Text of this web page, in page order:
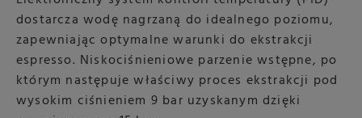
dostarcza wodę nagrzaną do idealnego poziomu,
zapewniając optymalne warunki do ekstrakcji
espresso. Niskociśnieniowe parzenie wstępne, po
którym następuje właściwy proces ekstrakcji pod
wysokim ciśnieniem 9 bar uzyskanym dzięki